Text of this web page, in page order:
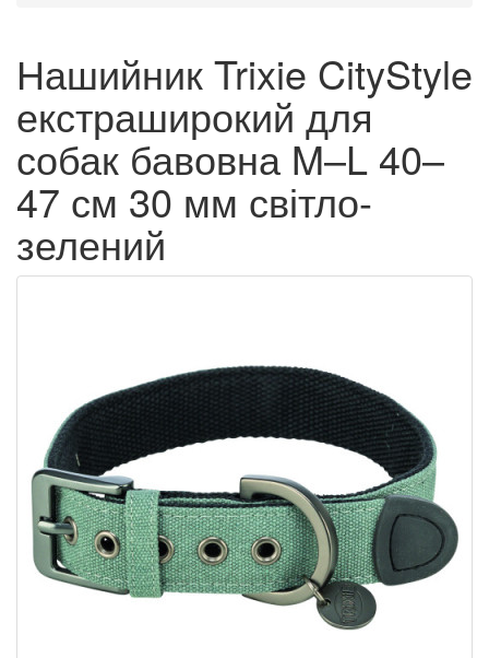
Нашийник Trixie CityStyle
екстраширокий для
собак бавовна M–L 40–
47 см 30 мм світло-
зелений